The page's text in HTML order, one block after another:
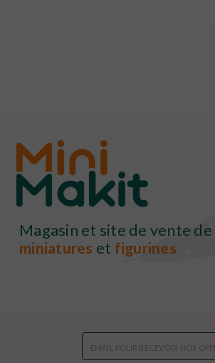
Magasin et site de vente de
miniatures et figurines